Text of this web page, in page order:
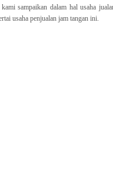
sampaikan dalam hal usaha
usaha penjualan jam tangan ini.